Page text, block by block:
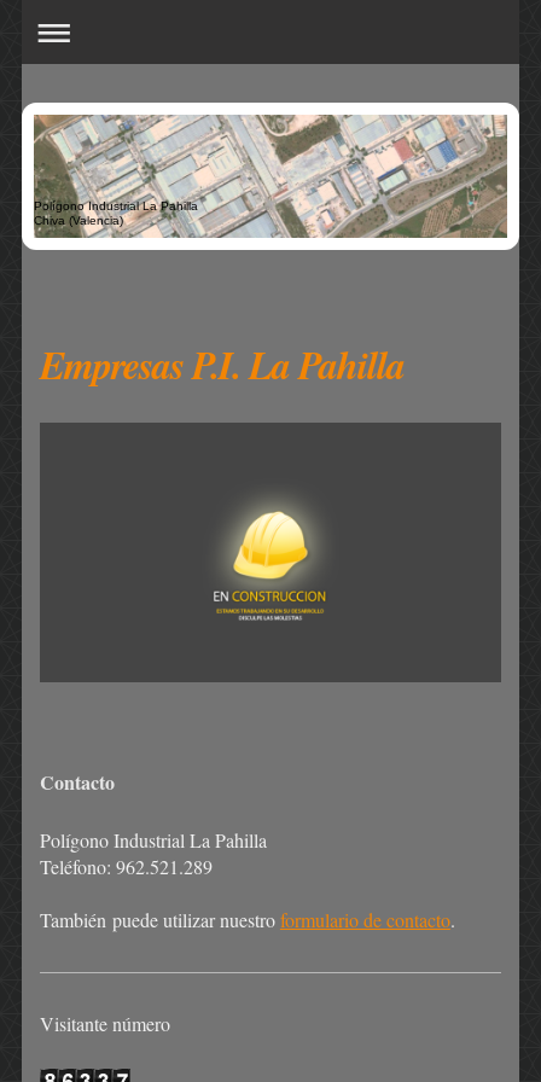
Polígono Industrial La Pahilla
Chiva (Valencia)
Empresas P.I. La Pahilla
Contacto
Polígono Industrial La Pahilla
Teléfono: 962.521.289
También puede utilizar nuestroformulario de contacto.
Visitante número